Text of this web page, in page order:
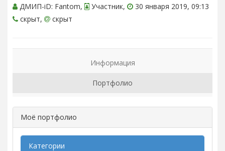
ДМИП-iD: Fantom, Участник,
30 января 2019, 09:13
скрыт,
скрыт
Информация
Портфолио
Моё портфолио
Категории